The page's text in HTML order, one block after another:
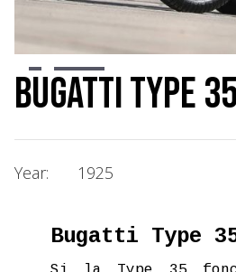
Bugatti Type
Year: 1925
Bugatti Type